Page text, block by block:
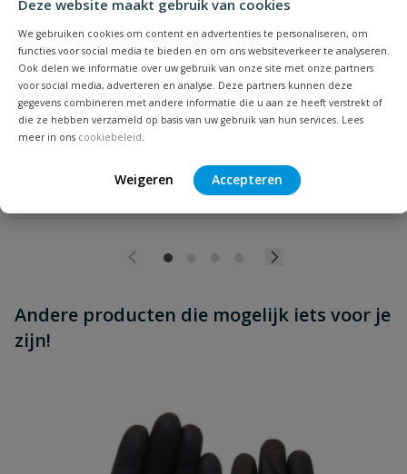
Deze website maakt gebruik van cookies
We gebruiken cookies om content en advertenties te personaliseren, om
functies voor social media te bieden en om ons websiteverkeer te analyseren.
Ook delen we informatie over uw gebruik van onze site met onze partners
voor social media, adverteren en analyse. Deze partners kunnen deze
gegevens combineren met andere informatie die u aan ze heeft verstrekt of
die ze hebben verzameld op basis van uw gebruik van hun services. Lees
meer in ons cookiebeleid.
Weigeren Accepteren
Hozelock Super Tricoflex Ultimate tuinslang
Slijtvaste, UV bestendige 6-laagse PVC tuinslang, knikvrij & zeer
soepel, gemaakt voor het zware werk in de tuin, diameter
12,5mm tot en met 25mm, lengte 10 tot en met 50 meter.
Op voorraad
Andere producten die mogelijk iets voor je
zijn!